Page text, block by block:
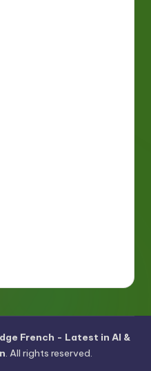
French - Latest in AI &
. All rights reserved.